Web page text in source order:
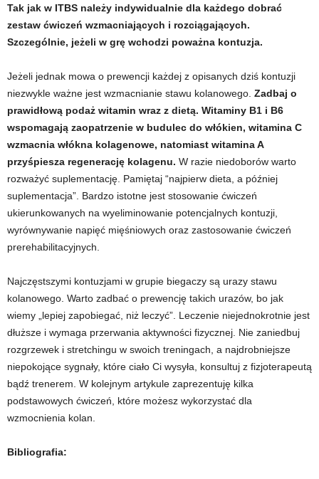
Tak jak w ITBS należy indywidualnie dla każdego dobrać
zestaw ćwiczeń wzmacniających i rozciągających.
Szczególnie, jeżeli w grę wchodzi poważna kontuzja.
Jeżeli jednak mowa o prewencji każdej z opisanych dziś kontuzji
niezwykle ważne jest wzmacnianie stawu kolanowego. Zadbaj o
prawidłową podaż witamin wraz z dietą. Witaminy B1 i B6
wspomagają zaopatrzenie w budulec do włókien, witamina C
wzmacnia włókna kolagenowe, natomiast witamina A
przyśpiesza regenerację kolagenu. W razie niedoborów warto
rozważyć suplementację. Pamiętaj “najpierw dieta, a później
suplementacja”. Bardzo istotne jest stosowanie ćwiczeń
ukierunkowanych na wyeliminowanie potencjalnych kontuzji,
wyrównywanie napięć mięśniowych oraz zastosowanie ćwiczeń
prerehabilitacyjnych.
Najczęstszymi kontuzjami w grupie biegaczy są urazy stawu
kolanowego. Warto zadbać o prewencję takich urazów, bo jak
wiemy „lepiej zapobiegać, niż leczyć”. Leczenie niejednokrotnie jest
dłuższe i wymaga przerwania aktywności fizycznej. Nie zaniedbuj
rozgrzewek i stretchingu w swoich treningach, a najdrobniejsze
niepokojące sygnały, które ciało Ci wysyła, konsultuj z fizjoterapeutą
bądź trenerem. W kolejnym artykule zaprezentuję kilka
podstawowych ćwiczeń, które możesz wykorzystać dla
wzmocnienia kolan.
Bibliografia: